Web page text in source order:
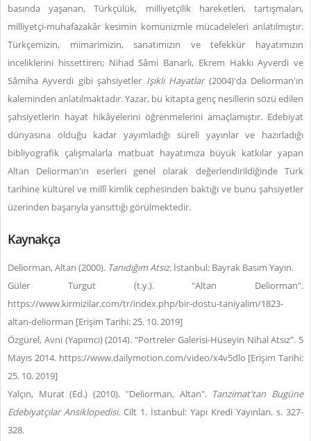
basında yaşanan, Türkçülük, milliyetçilik hareketleri, tartışmaları,
milliyetçi-muhafazakâr kesimin komünizmle mücadeleleri anlatılmıştır.
Türkçemizin, mimarimizin, sanatımızın ve tefekkür hayatımızın
inceliklerini hissettiren; Nihad Sâmi Banarlı, Ekrem Hakkı Ayverdi ve
Sâmiha Ayverdi gibi şahsiyetler Işıklı Hayatlar(2004)'da Deliorman'ın
kaleminden anlatılmaktadır. Yazar, bu kitapta genç nesillerin sözü edilen
şahsiyetlerin hayat hikâyelerini öğrenmelerini amaçlamıştır. Edebiyat
dünyasına olduğu kadar yayımladığı süreli yayınlar ve hazırladığı
bibliyografik çalışmalarla matbuat hayatımıza büyük katkılar yapan
Altan Deliorman'ın eserleri genel olarak değerlendirildiğinde Türk
tarihine kültürel ve millî kimlik cephesinden baktığı ve bunu şahsiyetler
üzerinden başarıyla yansıttığı görülmektedir.
Kaynakça
Deliorman, Altan (2000). Tanıdığım Atsız. İstanbul: Bayrak Basım Yayın.
Güler Turgut (t.y.). "Altan Deliorman".
https://www.kirmizilar.com/tr/index.php/bir-dostu-taniyalim/1823-
altan-deliorman [Erişim Tarihi: 25. 10. 2019]
Özgürel, Avni (Yapımcı) (2014). "Portreler Galerisi-Hüseyin Nihal Atsız". 5
Mayıs 2014. https://www.dailymotion.com/video/x4v5dlo [Erişim Tarihi:
25. 10. 2019]
Yalçın, Murat (Ed.) (2010). "Deliorman, Altan". Tanzimat'tan Bugüne
Edebiyatçılar Ansiklopedisi. Cilt 1. İstanbul: Yapı Kredi Yayınları. s. 327-
328.